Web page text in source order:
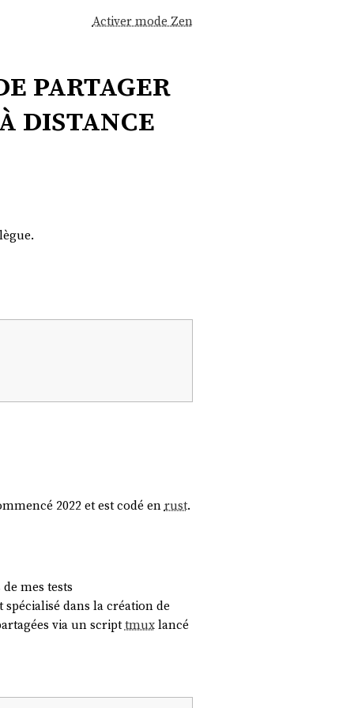
Activer mode Zen
partager
distance
2022 et est codé enrust.
mes tests
spécialisé dans la création de
via un scripttmuxlancé